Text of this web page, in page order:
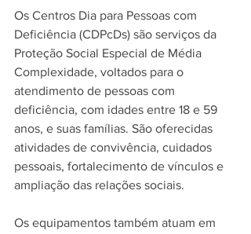
Os Centros Dia para Pessoas com
Deficiência (CDPcDs) são serviços da
Proteção Social Especial de Média
Complexidade, voltados para o
atendimento de pessoas com
deficiência, com idades entre 18 e 59
anos, e suas famílias. São oferecidas
atividades de convivência, cuidados
pessoais, fortalecimento de vínculos e
ampliação das relações sociais.
Os equipamentos também atuam em